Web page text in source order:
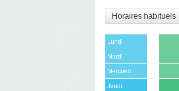
Lundi
Mardi
Mercredi
Jeudi